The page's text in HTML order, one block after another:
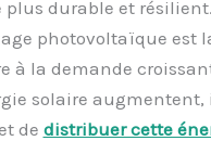
durable et
photovoltaïque est
à la demande
solaire
de distribuer cette